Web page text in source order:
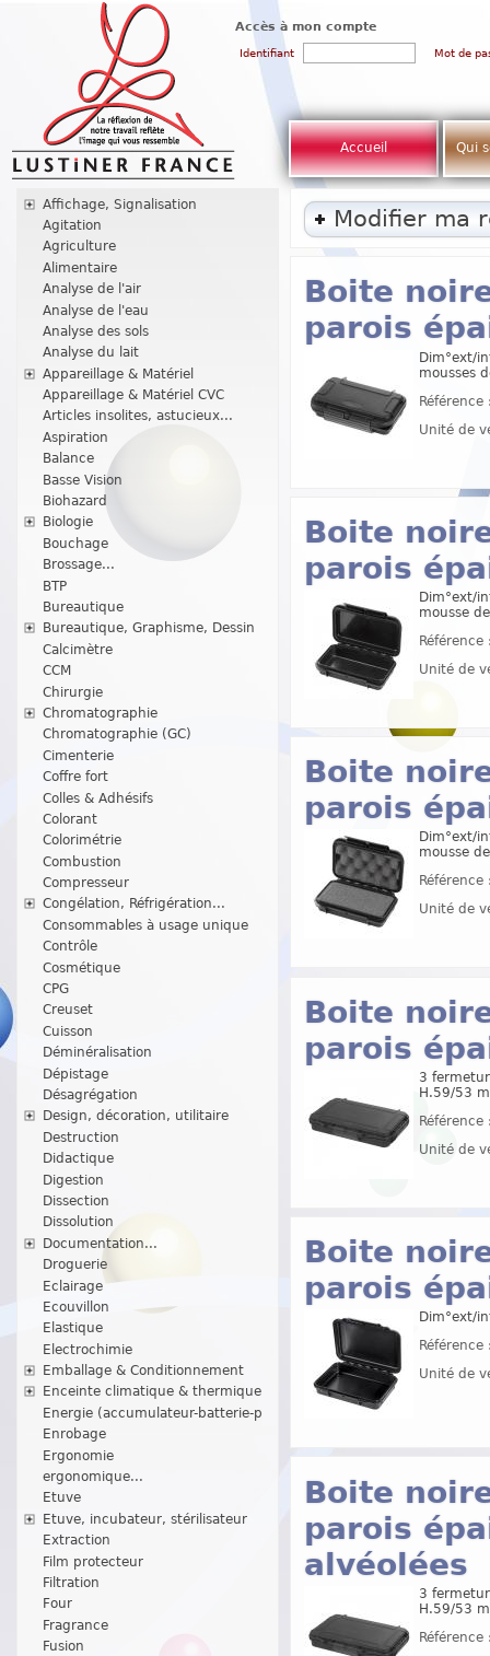
Accès à mon compte
Identifiant Mot de
Accueil Qui
Affichage, Signalisation
Agitation
Agriculture
Alimentaire
Analyse de l'air
Analyse de l'eau
Analyse des sols
Analyse du lait
Appareillage & Matériel
Appareillage & Matériel CVC
Articles insolites, astucieux...
Aspiration
Balance
Basse Vision
Biohazard
Biologie
Bouchage
Brossage...
BTP
Bureautique
Bureautique, Graphisme, Dessin
Calcimètre
CCM
Chirurgie
Chromatographie
Chromatographie (GC)
Cimenterie
Coffre fort
Colles & Adhésifs
Colorant
Colorimétrie
Combustion
Compresseur
Congélation, Réfrigération...
Consommables à usage unique
Contrôle
Cosmétique
CPG
Creuset
Cuisson
Déminéralisation
Dépistage
Désagrégation
Design, décoration, utilitaire
Destruction
Didactique
Digestion
Dissection
Dissolution
Documentation...
Droguerie
Eclairage
Ecouvillon
Elastique
Electrochimie
Emballage & Conditionnement
Enceinte climatique & thermique
Energie (accumulateur-batterie-p
Enrobage
Ergonomie
ergonomique...
Etuve
Etuve, incubateur, stérilisateur
Extraction
Film protecteur
Filtration
Four
Fragrance
Fusion
Modifier ma
Boite
parois
Dim°ext/
mousses
Unité de
Boite
parois
Dim°ext/
mousse
Unité de
Boite
parois
Dim°ext/
mousse
Unité de
Boite
parois
3
H.59/53
Unité de
Boite
parois
Dim°ext/
Unité de
Boite
parois
alvéolées
3
H.59/53